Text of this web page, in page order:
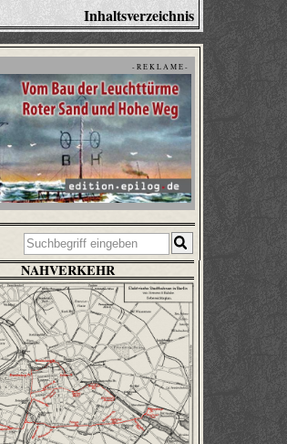
Inhaltsverzeichnis
- R E K L A M E -
NAHVERKEHR